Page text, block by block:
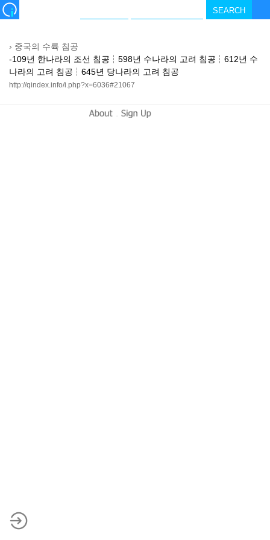
› 중국의 수륙 침공
-109년 한나라의 조선 침공┆598년 수나라의 고려 침공┆612년 수
나라의 고려 침공┆645년 당나라의 고려 침공
http://qindex.info/i.php?x=6036#21067
-